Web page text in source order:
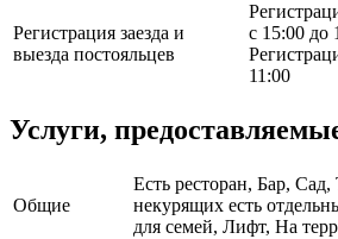
Регистрация заезда и
выезда постояльцев
с 15:00 до
11:00
Услуги,
Общие
Есть ресторан, Бар, Сад,
некурящих есть
для семей, Лифт, На